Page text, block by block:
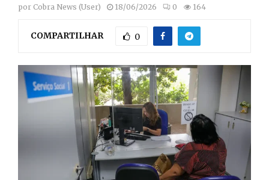
M
por Cobra News (User) 18/06/2026 0 164
COMPARTILHAR 0